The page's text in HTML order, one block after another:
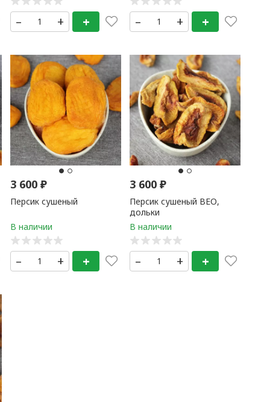
– + + – + +
3 600 ₽
Персик сушеный
– + +
3 600 ₽
Персик сушеный ВЕО,
дольки
– + +